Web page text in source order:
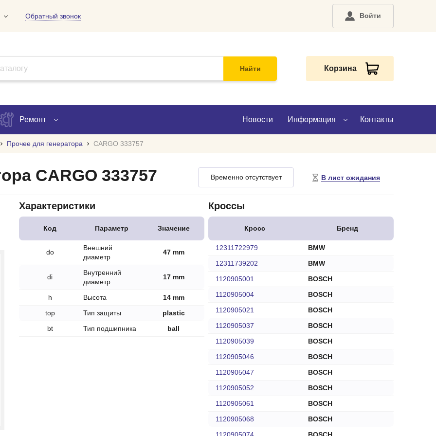
Обратный звонок Войти
Найти Корзина
Ремонт
Проверка ремонта
Новости Информация
Доставка
Контакты
Прочее для генератора CARGO 333757
Временно отсутствует В лист ожидания
CARGO 333757
Характеристики
Код Параметр Значение
do
Внешний
диаметр
47 mm
di
Внутренний
диаметр
17 mm
h Высота
14 mm
top
Тип защиты
plastic
bt
Тип подшипника ball
Кроссы
Кросс Бренд
12311722979
BMW
12311739202
BMW
1120905001
BOSCH
1120905004
BOSCH
1120905021
BOSCH
1120905037
BOSCH
1120905039
BOSCH
1120905046
BOSCH
1120905047
BOSCH
1120905052
BOSCH
1120905061
BOSCH
1120905068
BOSCH